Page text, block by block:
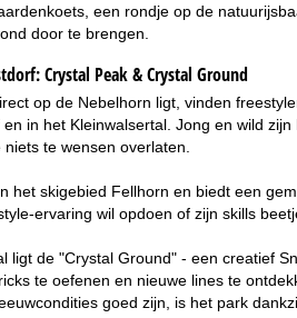
een rondje op de
door te brengen.
Crystal Peak & Crystal Ground
op de Nebelhorn ligt, vinden
in het Kleinwalsertal. Jong en wild
te wensen overlaten.
het skigebied Fellhorn en biedt een
ervaring wil opdoen of zijn skills
ligt de "Crystal Ground" - een creatief
te oefenen en nieuwe lines te
goed zijn, is het park